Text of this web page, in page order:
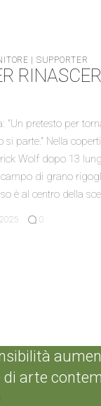
| SUPPORTER
"Un pretesto per
parte." Nella
Wolf dopo 13
di grano
è al centro della
0
di arte